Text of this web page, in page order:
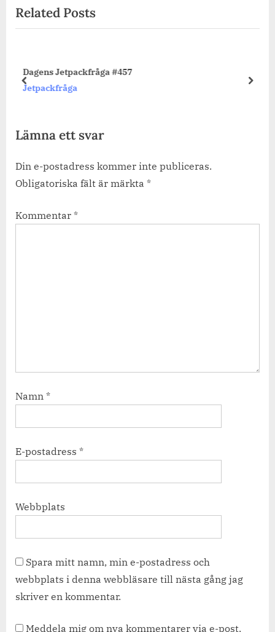
Related Posts
Dagens Jetpackfråga #456
prev next
Lämna ett svar
Din e-postadress kommer inte publiceras.
Obligatoriska fält är märkta *
Kommentar *
Namn *
E-postadress *
Webbplats
Spara mitt namn, min e-postadress och
webbplats i denna webbläsare till nästa gång jag
skriver en kommentar.
Meddela mig om nya kommentarer via e-post.